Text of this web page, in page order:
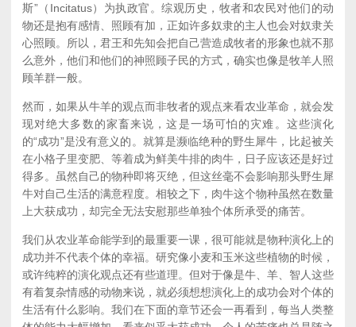
斯”（Incitatus）为执政官。综观历史，牧者和农民对他们的动
物还是抱有感情、照顾有加，正如许多奴隶的主人也会对奴隶关
心照顾。所以，君王和先知会把自己营造成牧者的形象也就不那
么意外，他们和他们的神照顾子民的方式，确实也像是牧羊人照
顾羊群一般。
然而，如果从牛羊的观点而非牧者的观点来看农业革命，就会发
现对绝大多数的家畜来说，这是一场可怕的灾难。这些演化
的“成功”是没有意义的。就算是濒临绝种的野生犀牛，比起被关
在小格子里变肥、等着成为鲜美牛排的肉牛，日子应该还是好过
得多。虽然自己的物种即将灭绝，但这丝毫不会影响那头野生犀
牛对自己生活的满意程度。相较之下，肉牛这个物种虽然在数量
上大获成功，却完全无法安慰那些单独个体所承受的痛苦。
我们从农业革命能学到的最重要一课，很可能就是物种演化上的
成功并不代表个体的幸福。研究像小麦和玉米这些植物的时候，
或许纯粹的演化观点还有些道理。但对于像是牛、羊、智人这些
有着复杂情感的动物来说，就必须想想演化上的成功会对个体的
生活有什么影响。我们在下面的章节还会一再看到，每当人类整